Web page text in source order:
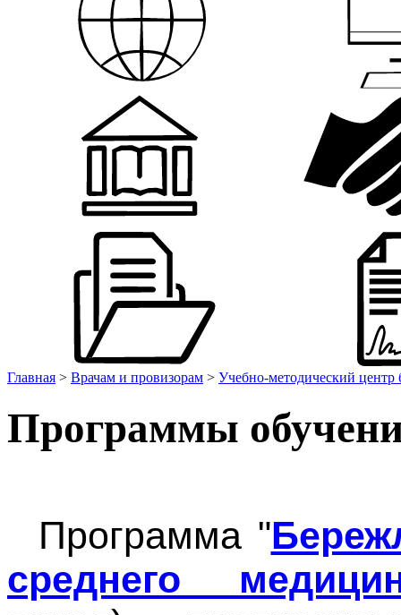
Главная > Врачам и провизорам > Учебно-методический центр
Программы
Программа "
среднего